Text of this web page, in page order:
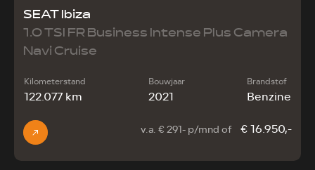
SEAT Ibiza
1.0 TSI FR Business Intense Plus Camera
Navi Cruise
Kilometerstand
122.077 km
Bouwjaar
2021
Brandstof
Benzine
v.a. € 291- p/mnd of € 16.950,-